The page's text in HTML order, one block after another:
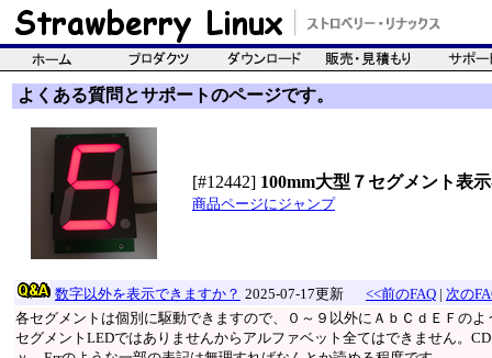
よくある質問とサポートのページです。
[#12442] 100mm大型７セグメント表
商品ページにジャンプ
数字以外を表示できますか？ 2025-07-17更新 <<前のFAQ | 次の
各セグメントは個別に駆動できますので、０～９以外にＡｂＣｄＥＦの
セグメントLEDではありませんからアルファベット全てはできません。